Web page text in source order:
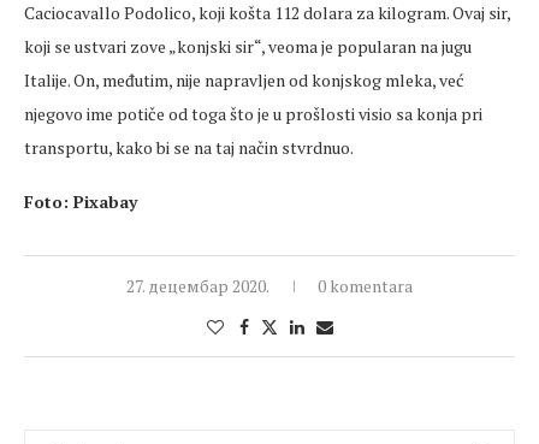
Caciocavallo Podolico, koji košta 112 dolara za kilogram. Ovaj sir,
koji se ustvari zove „konjski sir“, veoma je popularan na jugu
Italije. On, međutim, nije napravljen od konjskog mleka, već
njegovo ime potiče od toga što je u prošlosti visio sa konja pri
transportu, kako bi se na taj način stvrdnuo.
Foto: Pixabay
27. децембар 2020. 0 komentara